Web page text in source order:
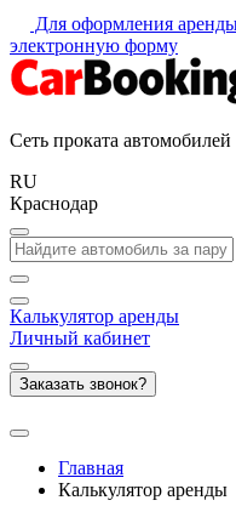
Для оформления
электронную форму
Сеть проката автомобилей
RU
Краснодар
Калькулятор аренды
Личный кабинет
Заказать звонок?
Главная
Калькулятор аренды